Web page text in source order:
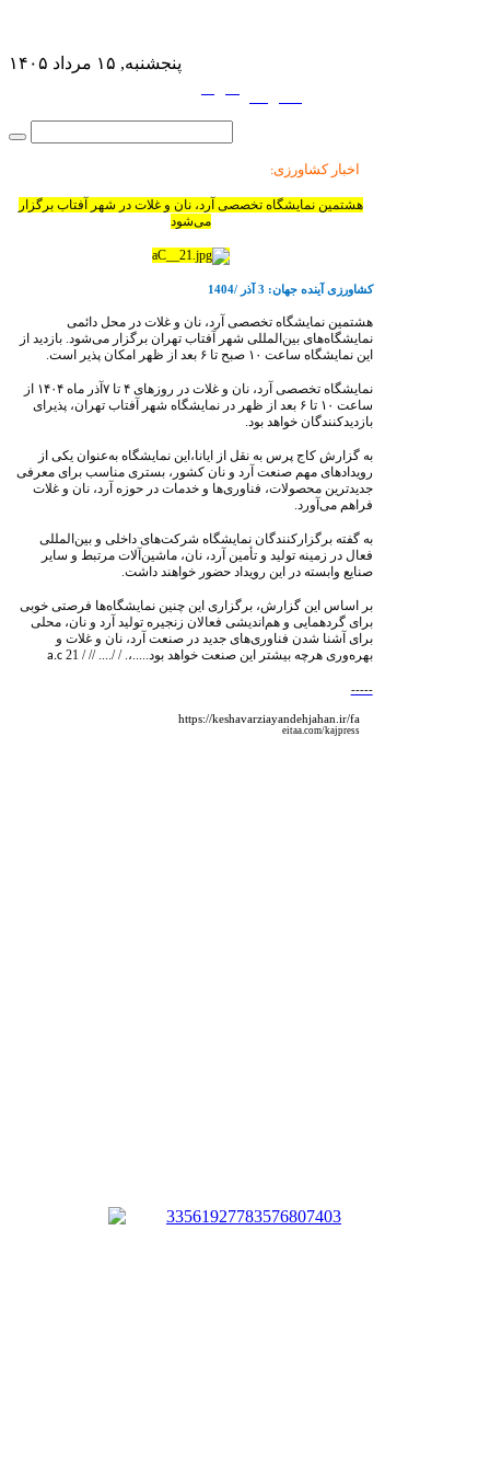
پنجشنبه, ۱۵ مرداد ۱۴۰۵
اخبار کشاورزی:
هشتمین نمایشگاه تخصصی آرد، نان و غلات در شهر آفتاب برگزار
می‌شود
کشاورزی آینده جهان: 3 آذر /1404
هشتمین نمایشگاه تخصصی آرد، نان و غلات در محل دائمی
نمایشگاه‌های بین‌المللی شهر آفتاب تهران برگزار می‌شود. بازدید از
این نمایشگاه ساعت ۱۰ صبح تا۶ بعد از ظهر امکان پذیر است.
نمایشگاه تخصصی آرد، نان و غلات در روزهای۴ تا۷ آذر ماه۱۴۰۴ از
ساعت ۱۰ تا۶ بعد از ظهر در نمایشگاه شهر آفتاب تهران، پذیرای
بازدیدکنندگان خواهد بود.
به گزارش کاج پرس به نقل از ایانا،این نمایشگاه به‌عنوان یکی از
رویدادهای مهم صنعت آرد و نان کشور، بستری مناسب برای معرفی
جدیدترین محصولات، فناوری‌ها و خدمات در حوزه آرد، نان و غلات
فراهم می‌آورد.
به گفته برگزارکنندگان نمایشگاه شرکت‌های داخلی و بین‌المللی
فعال در زمینه تولید و تأمین آرد، نان، ماشین‌آلات مرتبط و سایر
صنایع وابسته در این رویداد حضور خواهند داشت.
بر اساس این گزارش، برگزاری این چنین نمایشگاه‌ها فرصتی خوبی
برای گردهمایی و هم‌اندیشی فعالان زنجیره تولید آرد و نان، محلی
برای آشنا شدن فناوری‌های جدید در صنعت آرد، نان و غلات و
بهره‌وری هرچه بیشتر این صنعت خواهد بود.....،. / /....// / 21
a.c
-----
https://keshavarziayandehjahan.ir/fa
eitaa.com/kajpress